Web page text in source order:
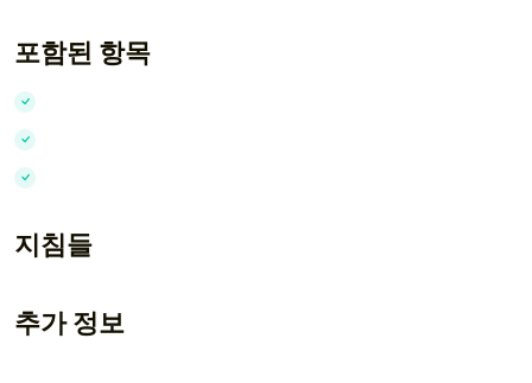
포함된 항목
지침들
추가 정보